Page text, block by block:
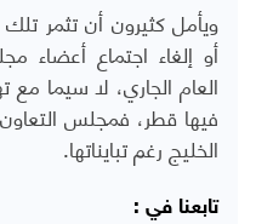
ويأمل كثيرون أن تثمر تلك
أو إلغاء اجتماع أعضاء
العام الجاري، لا سيما مع
فيها قطر، فمجلس
الخليج رغم تبايناتها.
تابعنا في :